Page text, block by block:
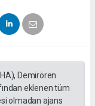
Demirören
eklenen tüm
olmadan ajans